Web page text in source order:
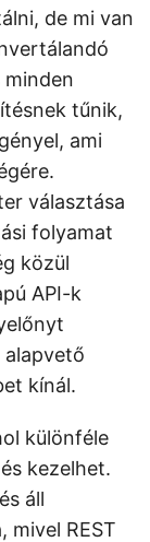
de mi van
minden
tűnik,
ami
választása
folyamat
közül
API-k
alapvető
kínál.
különféle
kezelhet.
áll
mivel REST